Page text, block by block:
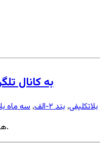
به کانال
بلاتکلیفی, بند ۲-الف , سه ماه
هنوز نظری اضافه نشده است. شما اولین نظر را بدهید.